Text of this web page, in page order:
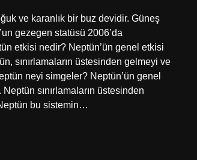
ve karanlık bir buz devidir. Güneş
gezegen statüsü 2006’da
etkisi nedir? Neptün’ün genel etkisi
sınırlamaların üstesinden gelmeyi ve
neyi simgeler? Neptün’ün genel
sınırlamaların üstesinden
bu sistemin…